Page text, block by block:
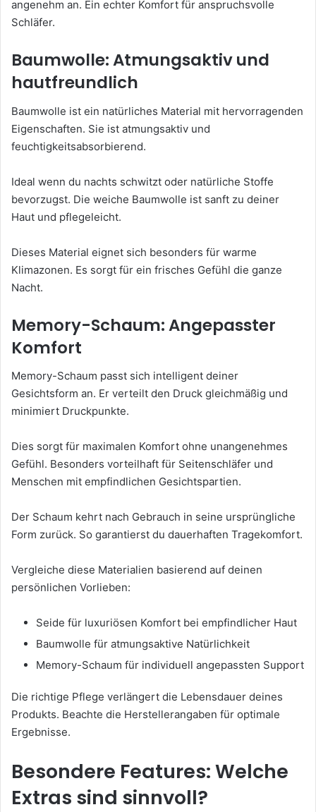
angenehm an. Ein echter Komfort für anspruchsvolle
Schläfer.
Baumwolle: Atmungsaktiv und
hautfreundlich
Baumwolle ist ein natürliches Material mit hervorragenden
Eigenschaften. Sie ist atmungsaktiv und
feuchtigkeitsabsorbierend.
Ideal wenn du nachts schwitzt oder natürliche Stoffe
bevorzugst. Die weiche Baumwolle ist sanft zu deiner
Haut und pflegeleicht.
Dieses Material eignet sich besonders für warme
Klimazonen. Es sorgt für ein frisches Gefühl die ganze
Nacht.
Memory-Schaum: Angepasster
Komfort
Memory-Schaum passt sich intelligent deiner
Gesichtsform an. Er verteilt den Druck gleichmäßig und
minimiert Druckpunkte.
Dies sorgt für maximalen Komfort ohne unangenehmes
Gefühl. Besonders vorteilhaft für Seitenschläfer und
Menschen mit empfindlichen Gesichtspartien.
Der Schaum kehrt nach Gebrauch in seine ursprüngliche
Form zurück. So garantierst du dauerhaften Tragekomfort.
Vergleiche diese Materialien basierend auf deinen
persönlichen Vorlieben:
Seide für luxuriösen Komfort bei empfindlicher Haut
Baumwolle für atmungsaktive Natürlichkeit
Memory-Schaum für individuell angepassten Support
Die richtige Pflege verlängert die Lebensdauer deines
Produkts. Beachte die Herstellerangaben für optimale
Ergebnisse.
Besondere Features: Welche
Extras sind sinnvoll?